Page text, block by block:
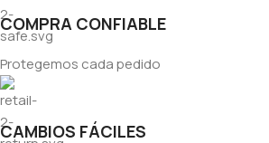
COMPRA CONFIABLE
Protegemos cada pedido
CAMBIOS FÁCILES